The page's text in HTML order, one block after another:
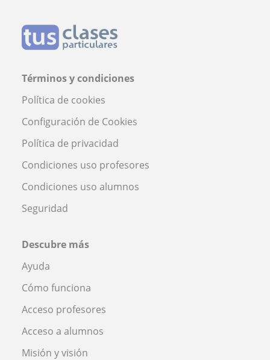
Términos y condiciones
Política de cookies
Configuración de Cookies
Política de privacidad
Condiciones uso profesores
Condiciones uso alumnos
Seguridad
Descubre más
Ayuda
Cómo funciona
Acceso profesores
Acceso a alumnos
Misión y visión